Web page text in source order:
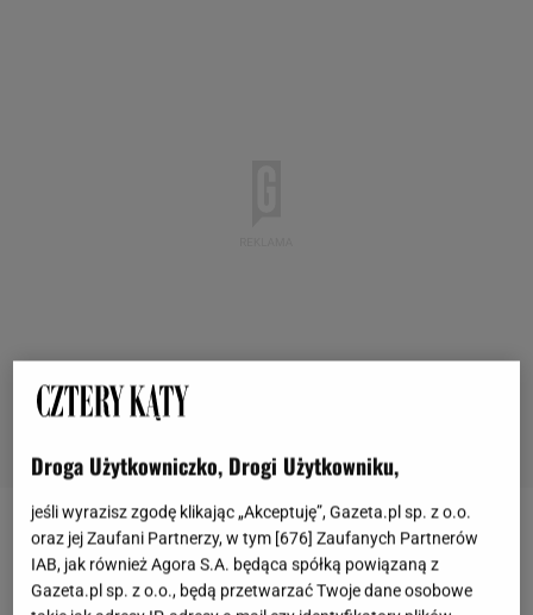
Oryginalne lampy stołowe: minimalizm i abstrakcja
Wszystkich miłośników nowoczesnych i
Droga Użytkowniczko, Drogi Użytkowniku,
jeśli wyrazisz zgodę klikając „Akceptuję”, Gazeta.pl sp. z o.o.
oraz jej Zaufani Partnerzy, w tym [676] Zaufanych Partnerów
IAB, jak również Agora S.A. będąca spółką powiązaną z
Gazeta.pl sp. z o.o., będą przetwarzać Twoje dane osobowe